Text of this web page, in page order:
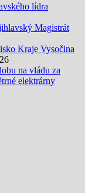
lídra
Magistrát
Kraje Vysočina
na vládu za
elektrárny